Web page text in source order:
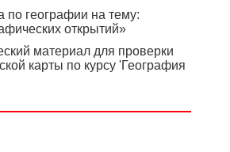
по географии на тему:
открытий»
материал для проверки
карты по курсу 'География